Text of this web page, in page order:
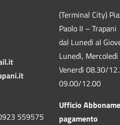
559575
(Terminal City)
Paolo II – Trapani
dal Lunedì al
Lunedì,
Venerdì 08.30/
09.00/12.00
Ufficio
pagamento